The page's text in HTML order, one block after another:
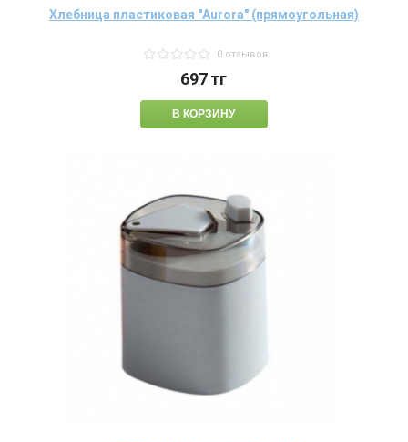
Хлебница пластиковая "Aurora" (прямоугольная)
0 отзывов
697тг